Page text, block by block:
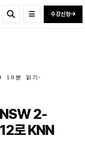
수강신청
10분 읽기
2-
로 KNN